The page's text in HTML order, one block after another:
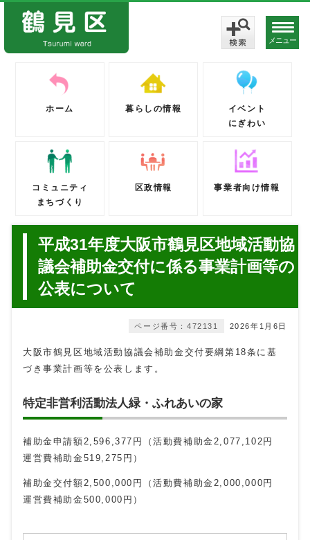
メニュー
ホーム 暮らしの情報
イベント
にぎわい
コミュニティ
まちづくり
区政情報 事業者向け情報
平成31年度大阪市鶴見区地域活動協
議会補助金交付に係る事業計画等の
公表について
2026年1月6日
ページ番号：472131
大阪市鶴見区地域活動協議会補助金交付要綱第18条に基
づき事業計画等を公表します。
特定非営利活動法人緑・ふれあいの家
補助金申請額2,596,377円（活動費補助金2,077,102円
運営費補助金519,275円）
補助金交付額2,500,000円（活動費補助金2,000,000円
運営費補助金500,000円）